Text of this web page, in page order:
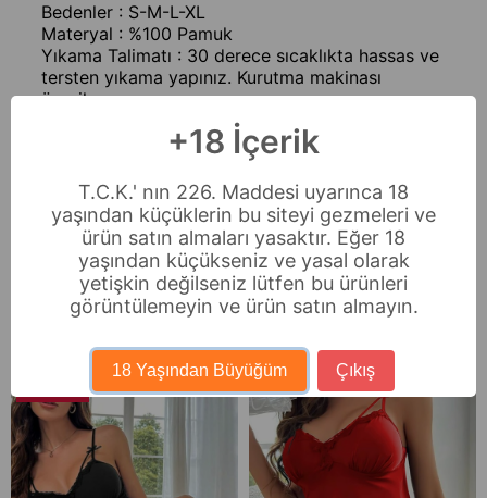
Bedenler : S-M-L-XL
Materyal : %100 Pamuk
Yıkama Talimatı : 30 derece sıcaklıkta hassas ve
tersten yıkama yapınız. Kurutma makinası
önerilmez.
Ödeme Seçenekleri
Sıkça Sorulan Sorular
İade & Değişim
Benzer Ürünler
Ücretsiz Kargo
+18 İçerik
T.C.K.' nın 226. Maddesi uyarınca 18
yaşından küçüklerin bu siteyi gezmeleri ve
ürün satın almaları yasaktır. Eğer 18
yaşından küçükseniz ve yasal olarak
yetişkin değilseniz lütfen bu ürünleri
görüntülemeyin ve ürün satın almayın.
18 Yaşından Büyüğüm Çıkış